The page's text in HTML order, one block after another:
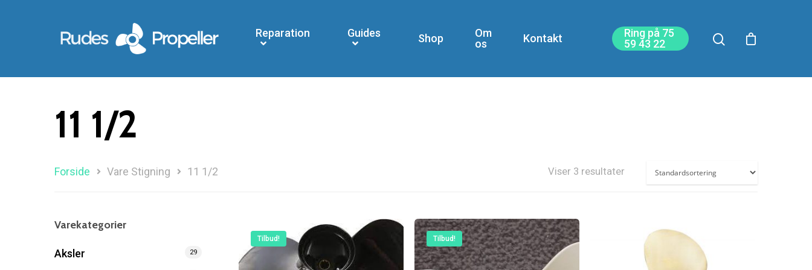
Reparation Guides Shop
Om
os
Kontakt
Ring på 75
59 43 22
11 1/2
Viser 3 resultater
Forside Vare Stigning 11 1/2
Varekategorier
Aksler 29
Tilbud! Tilbud!